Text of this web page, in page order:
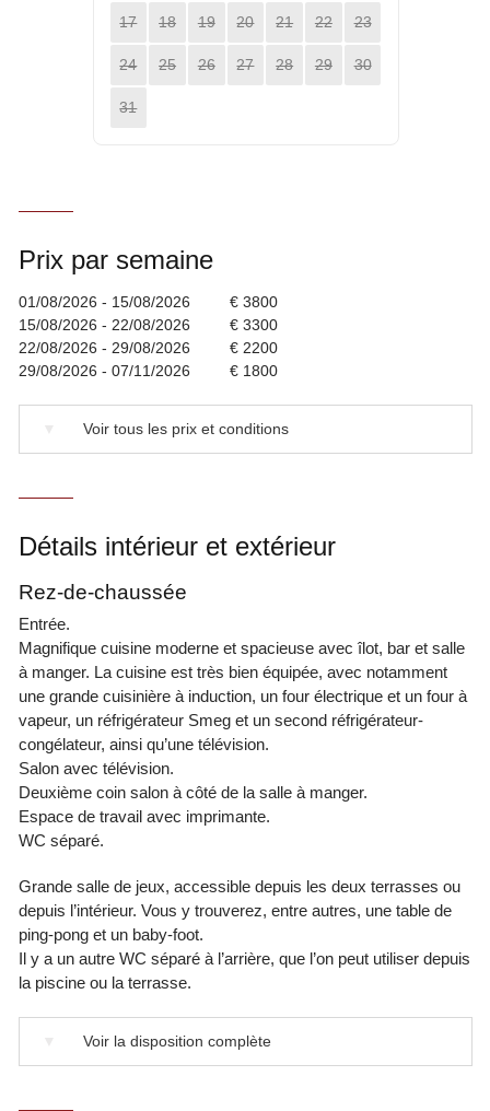
17 18 19 20 21 22 23
24 25 26 27 28 29 30
31
Prix par semaine
01/08/2026 - 15/08/2026
€ 3800
15/08/2026 - 22/08/2026
€ 3300
22/08/2026 - 29/08/2026
€ 2200
29/08/2026 - 07/11/2026
€ 1800
Voir tous les prix et conditions
Détails intérieur et extérieur
Rez-de-chaussée
Entrée.
Magnifique cuisine moderne et spacieuse avec îlot, bar et salle
à manger. La cuisine est très bien équipée, avec notamment
une grande cuisinière à induction, un four électrique et un four à
vapeur, un réfrigérateur Smeg et un second réfrigérateur-
congélateur, ainsi qu’une télévision.
Salon avec télévision.
Deuxième coin salon à côté de la salle à manger.
Espace de travail avec imprimante.
WC séparé.
Grande salle de jeux, accessible depuis les deux terrasses ou
depuis l’intérieur. Vous y trouverez, entre autres, une table de
ping-pong et un baby-foot.
Il y a un autre WC séparé à l’arrière, que l’on peut utiliser depuis
la piscine ou la terrasse.
Voir la disposition complète